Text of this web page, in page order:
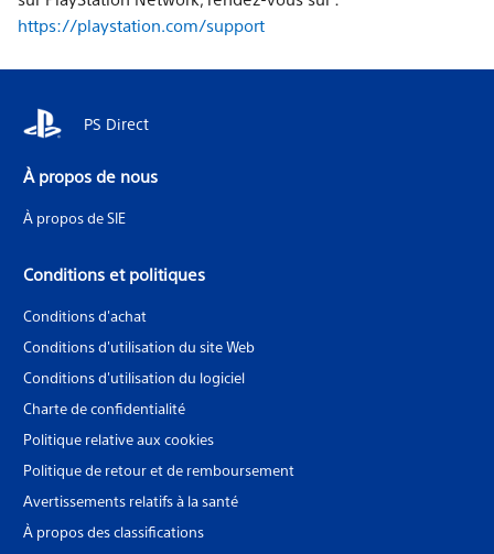
https://playstation.com/support
PS Direct
À propos de nous
À propos de SIE
Conditions et politiques
Conditions d'achat
Conditions d'utilisation du site Web
Conditions d'utilisation du logiciel
Charte de confidentialité
Politique relative aux cookies
Politique de retour et de remboursement
Avertissements relatifs à la santé
À propos des classifications